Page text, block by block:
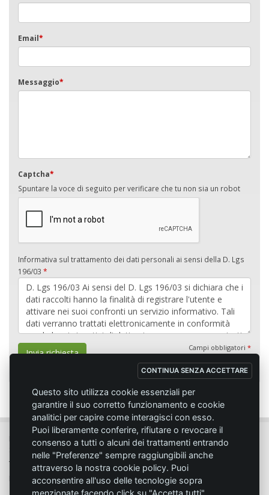
Email*
Messaggio*
Captcha*
Spuntare la voce di seguito per verificare che tu non sia un robot
Informativa sul trattamento dei dati personali ai sensi della D. Lgs
196/03 *
Invia richiesta Campi obbligatori *
CONTINUA SENZA ACCETTARE
Questo sito utilizza cookie essenziali per
garantire il suo corretto funzionamento e cookie
analitici per capire come interagisci con esso.
Puoi liberamente conferire, rifiutare o revocare il
consenso a tutti o alcuni dei trattamenti entrando
nelle "Preferenze" sempre raggiungibili anche
attraverso la nostra cookie policy. Puoi
acconsentire all'uso delle tecnologie sopra
menzionate facendo click su "Accetta tutti".
MC SPORT MARKET LODI - Via del Lavoro, 14 - 26817 SAN MARTINO IN
STRADA (LO)
Tel. 0371.432774 - Fax 0371.432775 - Email:info@emmecisport.com
P.IVA 06749350150 - Iscriz. Trib. Lodi n° 4287 - C.C.I.A.A. n° 1122943